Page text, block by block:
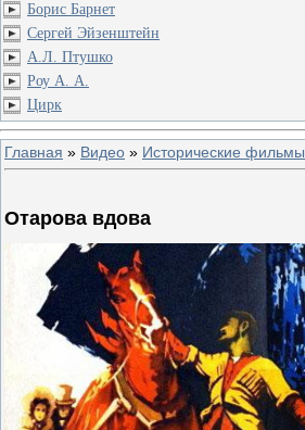
Борис Барнет
Сергей Эйзенштейн
А.Л. Птушко
Роу А. А.
Цирк
Главная » Видео » Исторические фильмы
Отарова вдова